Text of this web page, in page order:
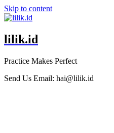
Skip to content
lilik.id
Practice Makes Perfect
Send Us Email: hai@lilik.id